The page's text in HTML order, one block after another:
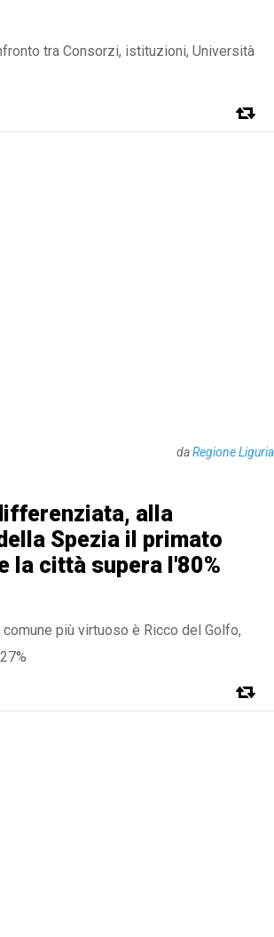
tra Consorzi, istituzioni, Università
daRegione Liguria
alla
Spezia il primato
la città supera l'80%
più virtuoso è Ricco del Golfo,